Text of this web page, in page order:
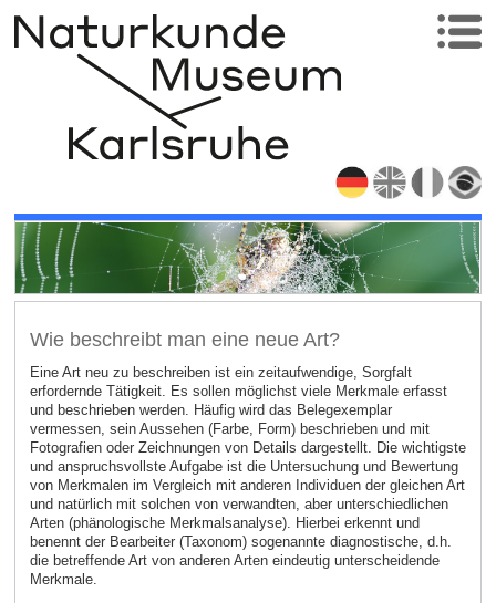
Wie beschreibt man eine neue Art?
Eine Art neu zu beschreiben ist ein zeitaufwendige, Sorgfalt
erfordernde Tätigkeit. Es sollen möglichst viele Merkmale erfasst
und beschrieben werden. Häufig wird das Belegexemplar
vermessen, sein Aussehen (Farbe, Form) beschrieben und mit
Fotografien oder Zeichnungen von Details dargestellt. Die wichtigste
und anspruchsvollste Aufgabe ist die Untersuchung und Bewertung
von Merkmalen im Vergleich mit anderen Individuen der gleichen Art
und natürlich mit solchen von verwandten, aber unterschiedlichen
Arten (phänologische Merkmalsanalyse). Hierbei erkennt und
benennt der Bearbeiter (Taxonom) sogenannte diagnostische, d.h.
die betreffende Art von anderen Arten eindeutig unterscheidende
Merkmale.